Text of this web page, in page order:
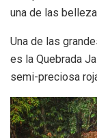
una de las
Una de las
es la Quebrada
semi-preciosa